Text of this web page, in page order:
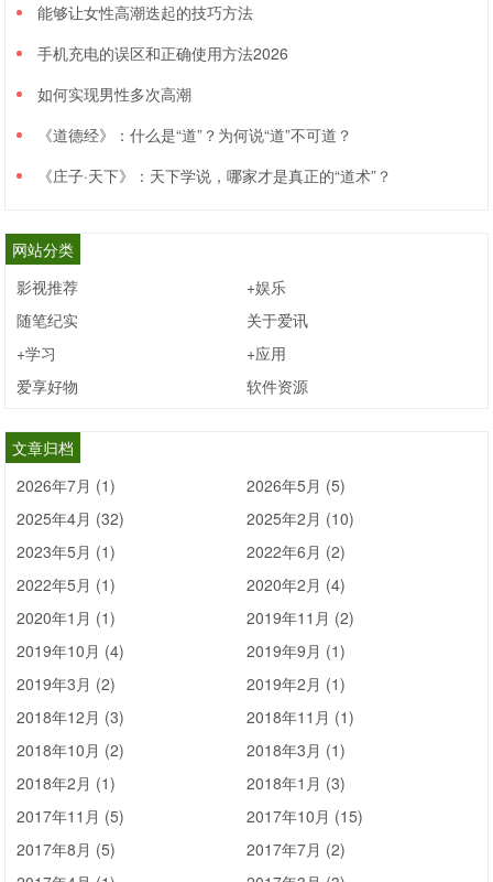
双休日、加班费、高温费、带薪年假等国家规定的福利、待
遇都不会少。
有在当月最后一天就把本月工资发了的。
15日后发工资
多为小企业
能够让女性高潮迭起的技巧方法
手机充电的误区和正确使用方法2026
如何实现男性多次高潮
《道德经》：什么是“道”？为何说“道”不可道？
《庄子·天下》：天下学说，哪家才是真正的“道术”？
网站分类
影视推荐
+娱乐
随笔纪实
关于爱讯
+学习
+应用
爱享好物
软件资源
文章归档
2026年7月 (1)
2026年5月 (5)
2025年4月 (32)
2025年2月 (10)
2023年5月 (1)
2022年6月 (2)
2022年5月 (1)
2020年2月 (4)
2020年1月 (1)
2019年11月 (2)
2019年10月 (4)
2019年9月 (1)
2019年3月 (2)
2019年2月 (1)
2018年12月 (3)
2018年11月 (1)
2018年10月 (2)
2018年3月 (1)
2018年2月 (1)
2018年1月 (3)
2017年11月 (5)
2017年10月 (15)
2017年8月 (5)
2017年7月 (2)